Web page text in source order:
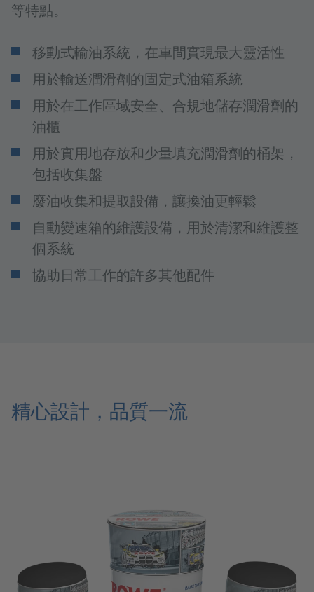
等特點。
移動式輸油系統，在車間實現最大靈活性
用於輸送潤滑劑的固定式油箱系統
用於在工作區域安全、合規地儲存潤滑劑的
油櫃
用於實用地存放和少量填充潤滑劑的桶架，
包括收集盤
廢油收集和提取設備，讓換油更輕鬆
自動變速箱的維護設備，用於清潔和維護整
個系統
協助日常工作的許多其他配件
精心設計，品質一流